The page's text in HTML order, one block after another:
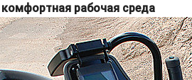
комфортная рабочая среда